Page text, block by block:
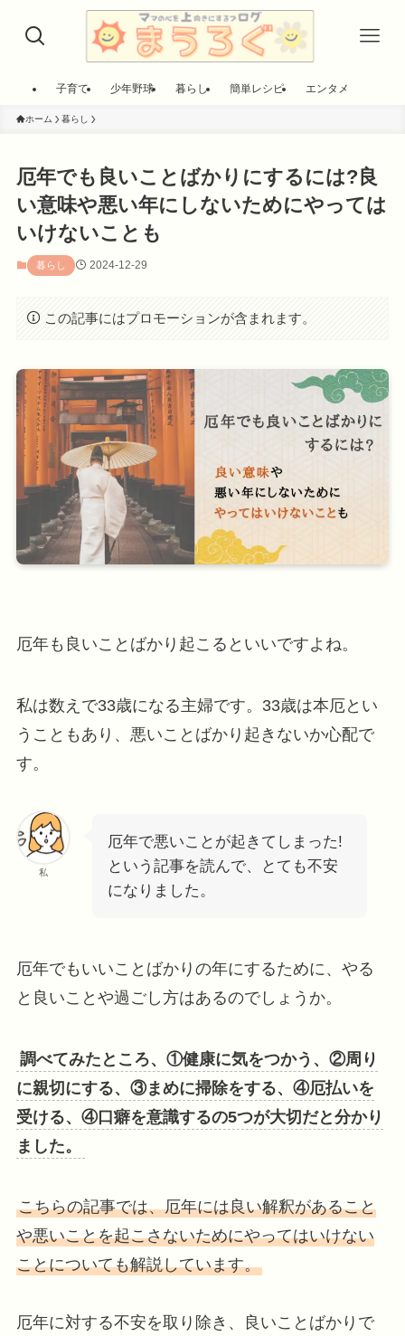
子育て 少年野球 暮らし 簡単レシピ エンタメ
ホーム 暮らし
厄年でも良いことばかりにするには?良
い意味や悪い年にしないためにやっては
いけないことも
暮らし 2024-12-29
この記事にはプロモーションが含まれます。
厄年も良いことばかり起こるといいですよね。
私は数えで33歳になる主婦です。33歳は本厄とい
うこともあり、悪いことばかり起きないか心配で
す。
私
厄年で悪いことが起きてしまった!
という記事を読んで、とても不安
になりました。
厄年でもいいことばかりの年にするために、やる
と良いことや過ごし方はあるのでしょうか。
調べてみたところ、①健康に気をつかう、②周り
に親切にする、③まめに掃除をする、④厄払いを
受ける、④口癖を意識するの5つが大切だと分かり
ました。
こちらの記事では、厄年には良い解釈があること
や悪いことを起こさないためにやってはいけない
ことについても解説しています。
厄年に対する不安を取り除き、良いことばかりで